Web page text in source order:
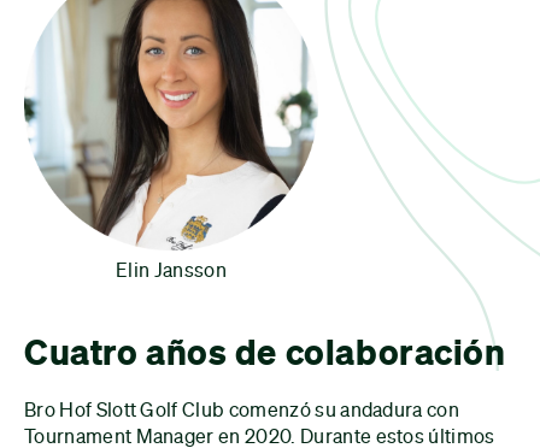
Elin Jansson
Cuatro años de colaboración
Bro Hof Slott Golf Club comenzó su andadura con
Tournament Manager en 2020. Durante estos últimos